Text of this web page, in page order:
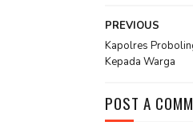
PREVIOUS
Kapolres
Kepada Warga
POST A